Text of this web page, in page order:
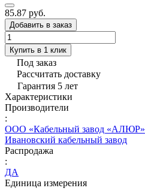
85.87 руб.
Добавить в заказ
Купить в 1 клик
Под заказ
Рассчитать доставку
Гарантия 5 лет
Характеристики
Производители
:
ООО «Кабельный завод «АЛЮР»
Ивановский кабельный завод
Распродажа
:
ДА
Единица измерения